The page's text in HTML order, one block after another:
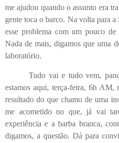
me ajudou quando o assunto era
gente toca o barco. Na volta para a
esse problema com um pouco de
Nada de mais, digamos que uma
laboratório.
Tudo vai e tudo vem,
estamos aqui, terça-feira, 6h AM,
resultado do que chamo de uma
me acometido no que, já vai
experiência e a barba branca,
digamos, a questão. Dá para